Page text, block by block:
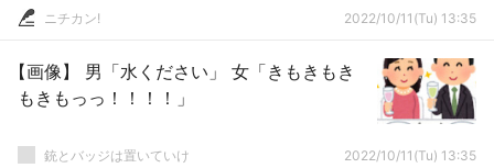
ニチカン! 2022/10/11(Tu) 13:35
【画像】 男「水ください」 女「きもきもき
もきもっっ！！！！」
銃とバッジは置いていけ 2022/10/11(Tu) 13:35